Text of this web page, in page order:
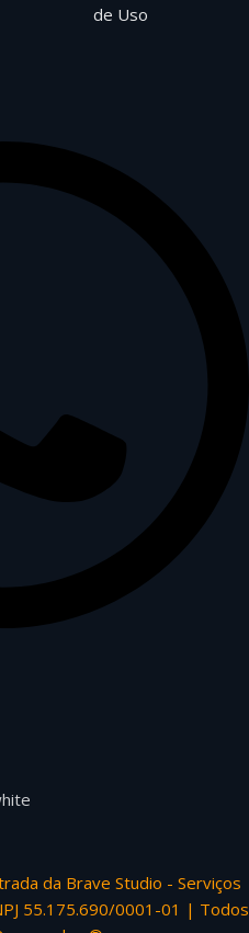
de Uso
da Brave Studio - Serviços
55.175.690/0001-01 | Todos